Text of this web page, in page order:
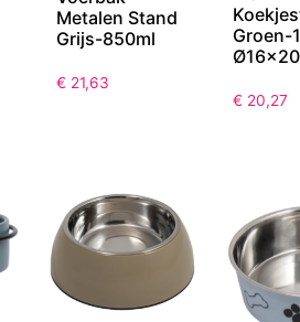
Metalen Stand
Grijs-850ml
€ 21,63
Groen-
€ 20,27